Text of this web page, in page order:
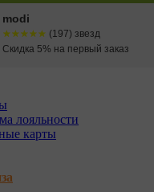
лояльности
карты
modi
☆☆☆☆☆
★★★★★ (197) звезд
Скидка 5% на первый заказ